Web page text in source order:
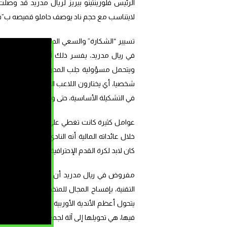
الرئيس فلورينتينو بيريز لريال مدريد قد
لايتناسب مع حجم ناد يوصف حاملو قميصه
تسيير “الشكارة” والسعي الدائم لتحقيق
في ريال مدريد، يفسر ذلك أنه النادي الوحيد
ويتحمل مسؤولية جلب المدرب واللاعبين..
شخصيا، أي يختارون اللاعب الذي سيجلب عقود
في التشكيلة الأساسية، حتى وإن لم يكن له
عوامل كثيرة كانت تغطي على هذا العيب
خلال عائداته المالية أنه النادي النموذجي
كان لابد لكرة القدم الإحترافية ومنطقها
مفروض في ريال مدريد أن يلتحق بركب باقي
التقنية، بإفساح المجال للمتخصصين لكي
يتحول أعظم الأندية الأوربية والعالمية إلى
فيها، هي تحويلها إلى آلة لجمع المال ومضاعفة